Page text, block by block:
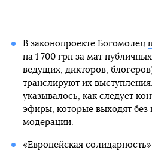
В законопроекте Богомолец
на 1 700 грн за мат
ведущих, дикторов,
транслируют их
указывалось, как следует
эфиры, которые выходят без
модерации.
«Европейская солидарность»